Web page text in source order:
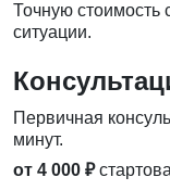
Точную стоимость
ситуации.
Первичная
минут.
от 4 000 ₽